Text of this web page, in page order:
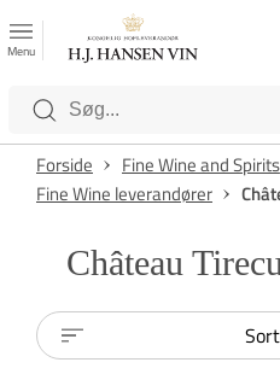
Kategorier
Menu
Forside
Fine Wine and Spirits
Fine Wine leverandører
Château